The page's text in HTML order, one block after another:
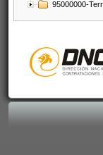
95000000-